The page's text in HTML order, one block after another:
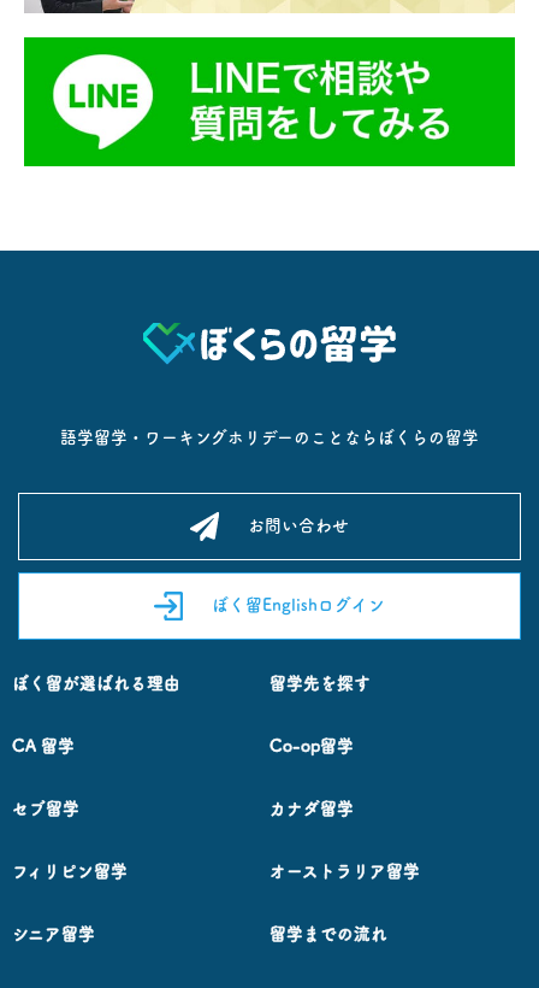
ぼく留が選ばれる理由 留学先を探す
CA 留学 Co-op留学
セブ留学 カナダ留学
フィリピン留学 オーストラリア留学
シニア留学 留学までの流れ
語学留学・ワーキングホリデーのことならぼくらの留学
お問い合わせ
ぼく留Englishログイン